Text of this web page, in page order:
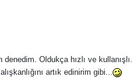
Oldukça hızlı ve kullanışlı
artık edinirim gibi...